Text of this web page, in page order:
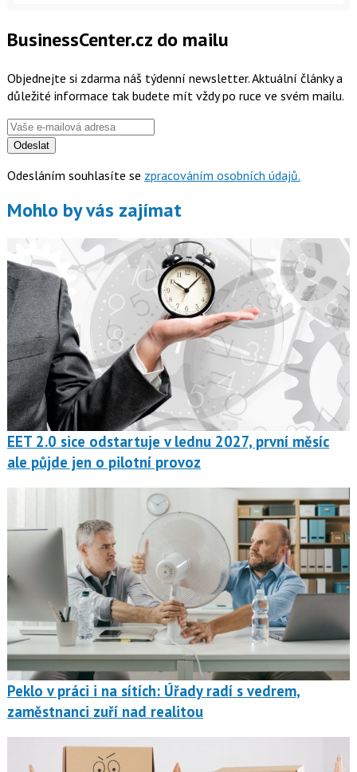
BusinessCenter.cz do mailu
Objednejte si zdarma náš týdenní newsletter. Aktuální články a
důležité informace tak budete mít vždy po ruce ve svém mailu.
Odeslat
Odesláním souhlasíte se zpracováním osobních údajů.
Mohlo by vás zajímat
EET 2.0 sice odstartuje v lednu 2027, první měsíc
ale půjde jen o pilotní provoz
Peklo v práci i na sítích: Úřady radí s vedrem,
zaměstnanci zuří nad realitou